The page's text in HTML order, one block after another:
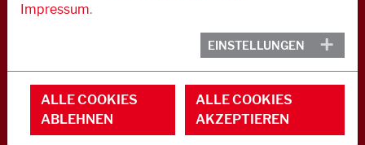
GLEITMITTEL
PEPTISATOREN
KLEBRIGMACHER / HOMOGENISATOREN
Impressum.
EINSTELLUNGEN
ALLE COOKIES
ABLEHNEN
ALLE COOKIES
AKZEPTIEREN